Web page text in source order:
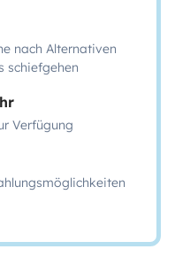
nach Alternativen
schiefgehen
Verfügung